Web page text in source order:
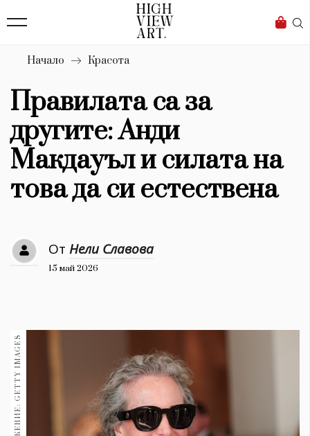
Бизнес
Мода
Dialogue
Изкуство
4340
Красота
777
Дизайн
1272
30+
Гурме
Пътувай
Начало Красота
Правилата са за
другите: Анди
Макдауъл и силата на
това да си естествена
От Нели Славова
15 май 2026